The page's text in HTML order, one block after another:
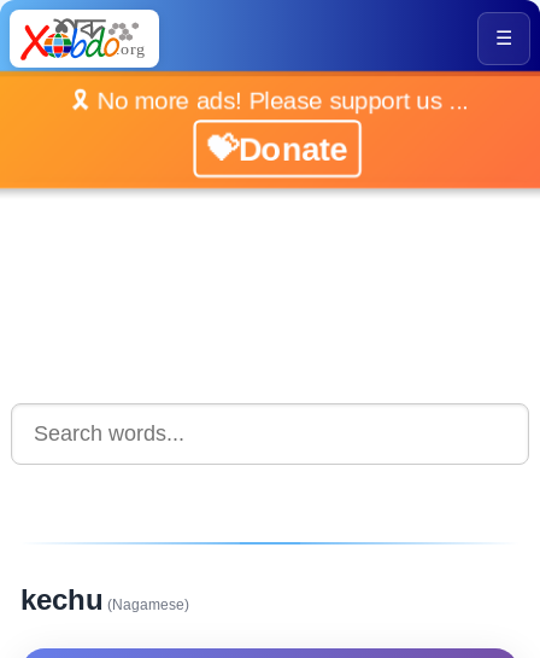
☰
🎗️ No more ads! Please support us ...
💝Donate
kechu (Nagamese)